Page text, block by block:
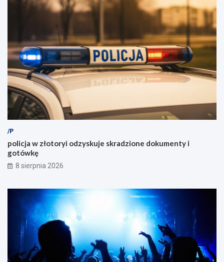
/P
policja w złotoryi odzyskuje skradzione dokumenty i
gotówkę
8 sierpnia 2026